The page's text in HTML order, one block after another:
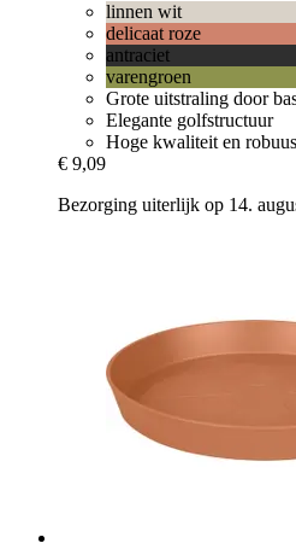
linnen wit
delicaat roze
antraciet
varengroen
Grote uitstraling door
Elegante golfstructuur
Hoge kwaliteit en
€ 9,09
Bezorging uiterlijk op 14.